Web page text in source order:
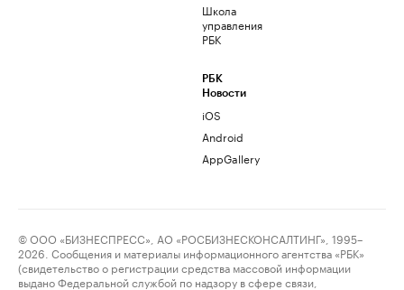
Школа
управления
РБК
РБК
Новости
iOS
Android
AppGallery
© ООО «БИЗНЕСПРЕСС», АО «РОСБИЗНЕСКОНСАЛТИНГ», 1995–
2026. Сообщения и материалы информационного агентства «РБК»
(свидетельство о регистрации средства массовой информации
выдано Федеральной службой по надзору в сфере связи,